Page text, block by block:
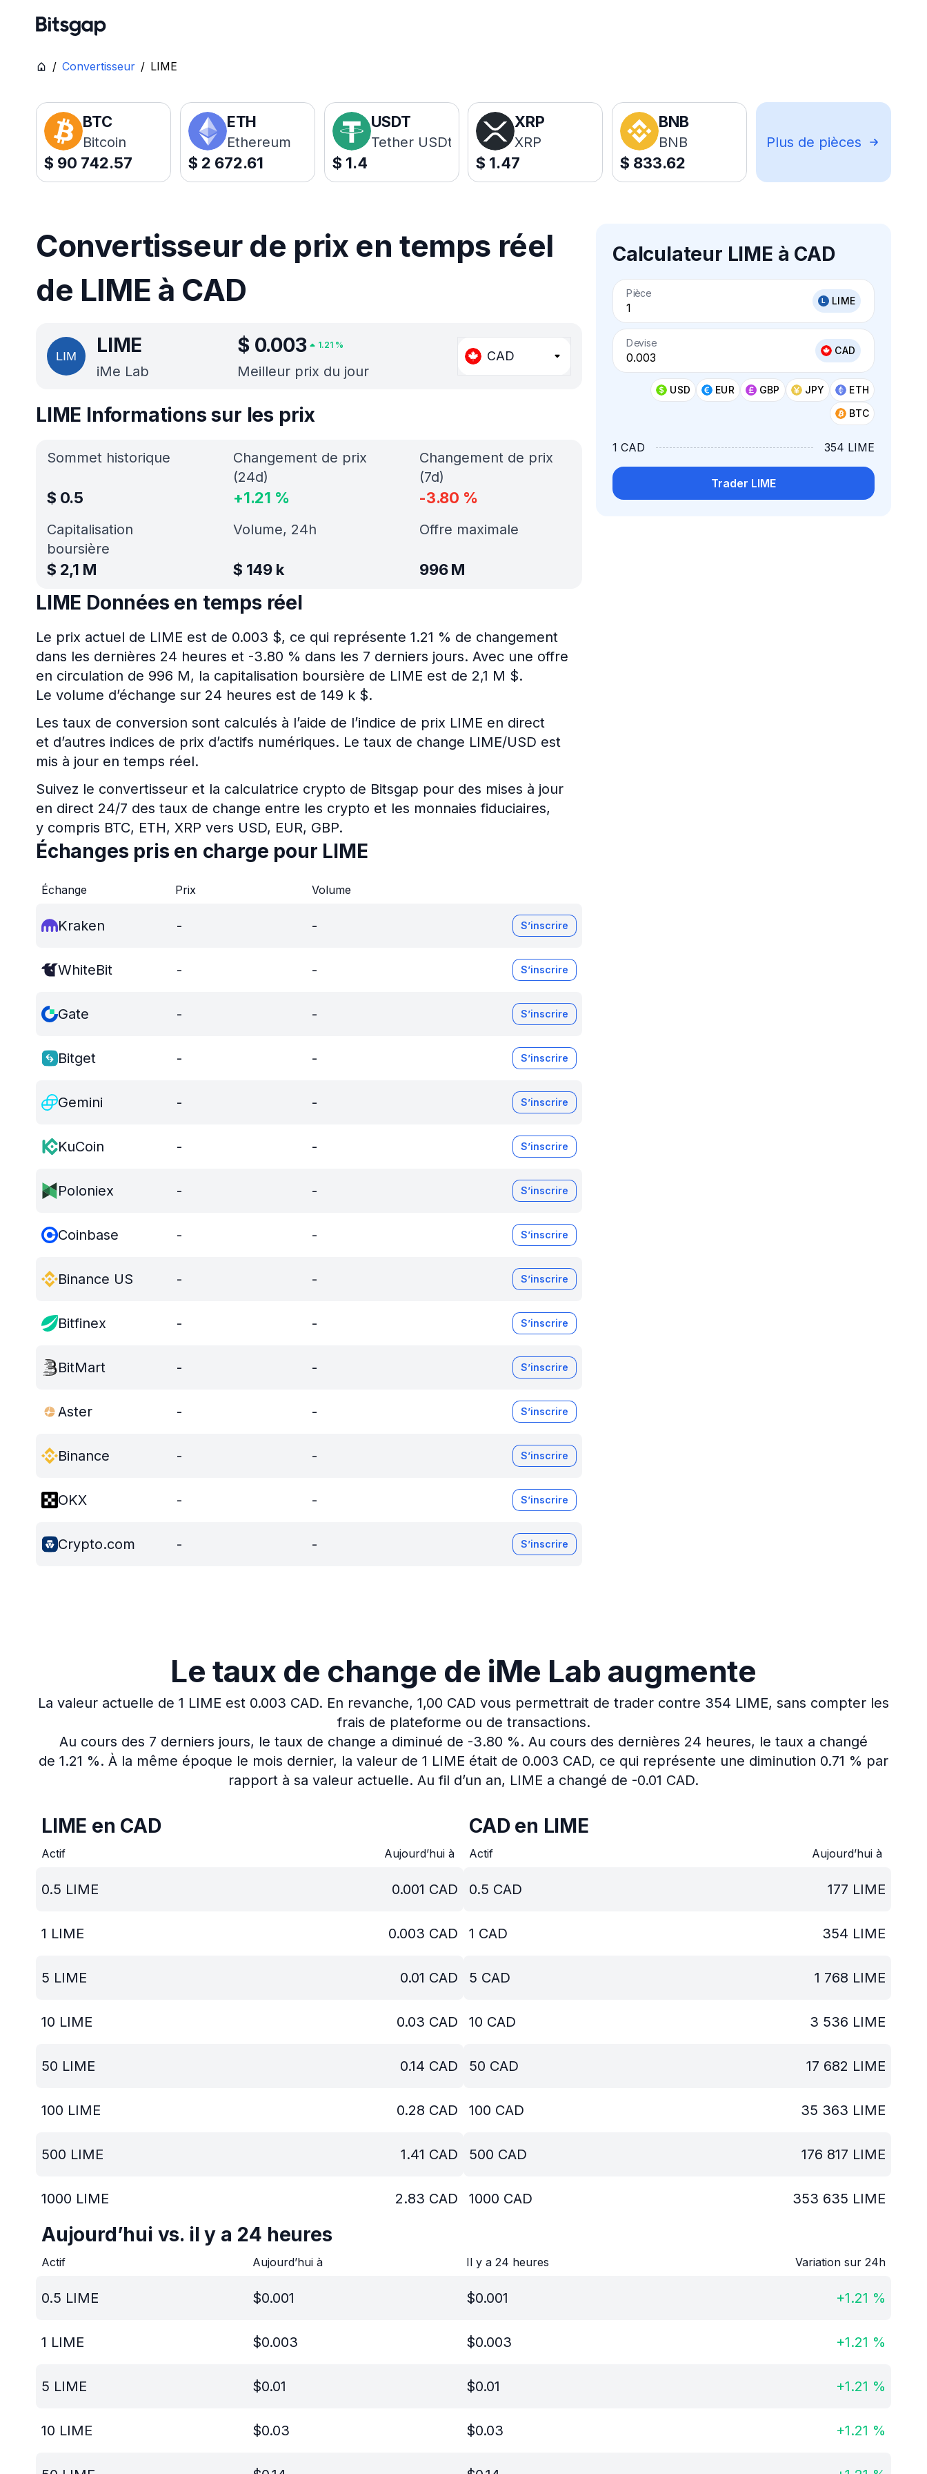
/ Convertisseur / LIME
BTC
Bitcoin
$ 90 742.57
ETH
Ethereum
$ 2 672.61
USDT
Tether USDt
$ 1.4
XRP
XRP
$ 1.47
BNB
BNB
$ 833.62
Plus de pièces
Convertisseur de prix en temps réel
de LIME à CAD
LIME
iMe Lab
$ 0.003 1.21%
Meilleur prix du jour
CAD
Calculateur LIME à CAD
Pièce
LIME
Devise
CAD
USD EUR GBP JPY
ETH
BTC
1 CAD 354 LIME
Trader LIME
LIME Informations sur les prix
Sommet historique
$ 0.5
Capitalisation
boursière
$ 2,1 M
Changement de prix
(24d)
+1.21 %
Changement de prix
(7d)
-3.80 %
Volume, 24h
$ 149 k
Offre maximale
996 M
LIME Données en temps réel
Le prix actuel de LIME est de 0.003 $, ce qui représente 1.21 % de changement
dans les dernières 24 heures et -3.80 % dans les 7 derniers jours. Avec une offre
en circulation de 996 M, la capitalisation boursière de LIME est de 2,1 M $.
Le volume d’échange sur 24 heures est de 149 k $.
Les taux de conversion sont calculés à l’aide de l’indice de prix LIME en direct
et d’autres indices de prix d’actifs numériques. Le taux de change LIME/USD est
mis à jour en temps réel.
Suivez le convertisseur et la calculatrice crypto de Bitsgap pour des mises à jour
en direct 24/7 des taux de change entre les crypto et les monnaies fiduciaires,
y compris BTC, ETH, XRP vers USD, EUR, GBP.
Échanges pris en charge pour LIME
Échange Prix Volume
Kraken - - S’inscrire
WhiteBit - - S’inscrire
Gate - - S’inscrire
Bitget - - S’inscrire
Gemini - - S’inscrire
KuCoin - - S’inscrire
Poloniex - - S’inscrire
Coinbase - - S’inscrire
Binance US - - S’inscrire
Bitfinex - - S’inscrire
BitMart - - S’inscrire
Aster - - S’inscrire
Binance - - S’inscrire
OKX - - S’inscrire
Crypto.com - - S’inscrire
Le taux de change de iMe Lab augmente
La valeur actuelle de 1 LIME est 0.003 CAD. En revanche, 1,00 CAD vous permettrait de trader contre 354 LIME, sans compter les
frais de plateforme ou de transactions.
Au cours des 7 derniers jours, le taux de change a diminué de -3.80 %. Au cours des dernières 24 heures, le taux a changé
de 1.21 %. À la même époque le mois dernier, la valeur de 1 LIME était de 0.003 CAD, ce qui représente une diminution 0.71 % par
rapport à sa valeur actuelle. Au fil d’un an, LIME a changé de -0.01 CAD.
LIME en CAD
Actif Aujourd’hui à
0.5 LIME 0.001 CAD
1 LIME 0.003 CAD
5 LIME 0.01 CAD
10 LIME 0.03 CAD
50 LIME 0.14 CAD
100 LIME 0.28 CAD
500 LIME 1.41 CAD
1000 LIME 2.83 CAD
CAD en LIME
Actif Aujourd’hui à
0.5 CAD 177 LIME
1 CAD 354 LIME
5 CAD 1 768 LIME
10 CAD 3 536 LIME
50 CAD 17 682 LIME
100 CAD 35 363 LIME
500 CAD 176 817 LIME
1000 CAD 353 635 LIME
Aujourd’hui vs. il y a 24 heures
Actif Aujourd’hui à Il y a 24 heures Variation sur 24h
0.5 LIME $0.001 $0.001 +1.21 %
1 LIME $0.003 $0.003 +1.21 %
5 LIME $0.01 $0.01 +1.21 %
10 LIME $0.03 $0.03 +1.21 %